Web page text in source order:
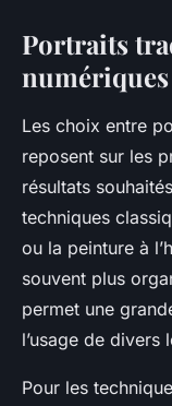
Portraits
Les choix entre
reposent sur les
résultats
techniques
ou la peinture à
souvent plus
permet une
l’usage de divers
Pour les